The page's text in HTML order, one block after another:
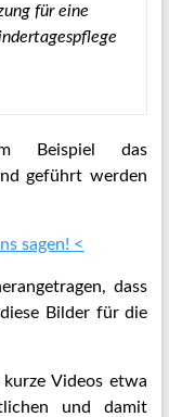
für eine
Beispiel das
geführt werden
sagen! <
dass
Bilder für die
Videos etwa
und damit